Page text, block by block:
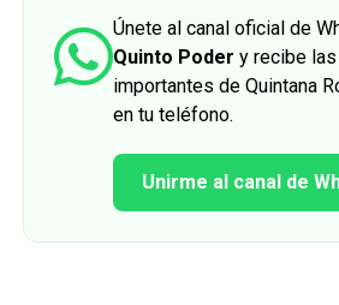
Únete al canal oficial de
Quinto Poder y recibe
importantes de Quintana
en tu teléfono.
Unirme al canal de